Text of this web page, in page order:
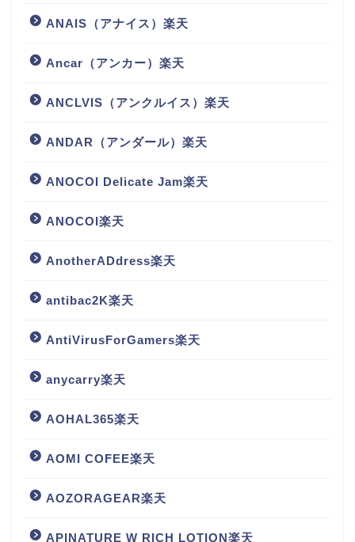
ANAIS（アナイス）楽天
Ancar（アンカー）楽天
ANCLVIS（アンクルイス）楽天
ANDAR（アンダール）楽天
ANOCOI Delicate Jam楽天
ANOCOI楽天
AnotherADdress楽天
antibac2K楽天
AntiVirusForGamers楽天
anycarry楽天
AOHAL365楽天
AOMI COFEE楽天
AOZORAGEAR楽天
APINATURE W RICH LOTION楽天